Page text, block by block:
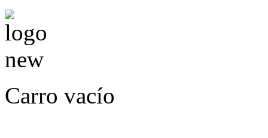
Carro vacío